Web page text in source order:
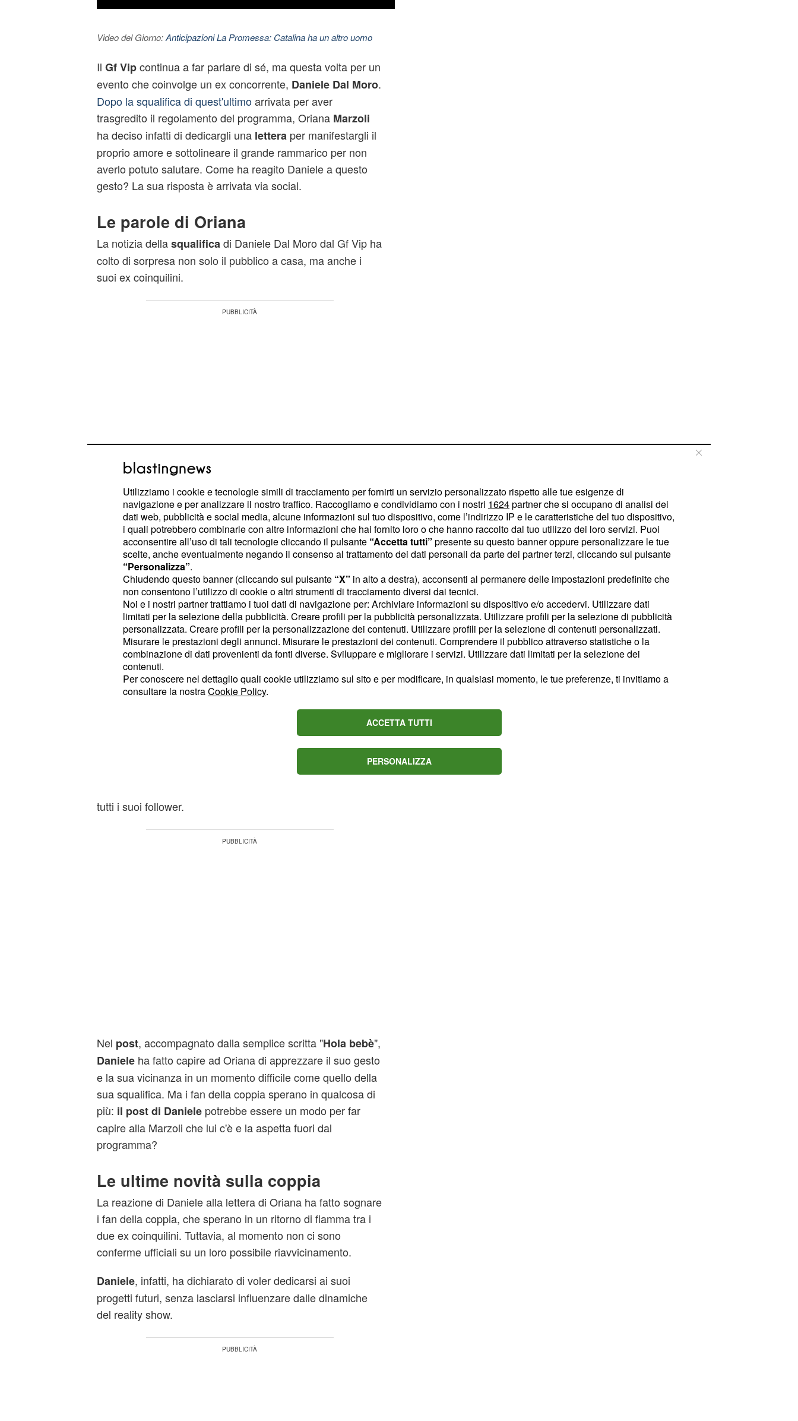
Video del Giorno:Anticipazioni La Promessa: Catalina ha un altro uomo
Il Gf Vipcontinua a far parlare di sé, ma questa volta per un
evento che coinvolge un ex concorrente, Daniele Dal Moro.
Dopo la squalifica di quest'ultimoarrivata per aver
trasgredito il regolamento del programma, Oriana Marzoli
ha deciso infatti di dedicargli una lettera per manifestargli il
proprio amore e sottolineare il grande rammarico per non
averlo potuto salutare. Come ha reagito Daniele a questo
gesto? La sua risposta è arrivata via social.
Le parole di Oriana
La notizia dellasqualifica di Daniele Dal Moro dal Gf Vip ha
colto di sorpresa non solo il pubblico a casa, ma anche i
suoi ex coinquilini.
Tra questi anche Oriana Marzoli, con cui il giovane stava
portando avanti una frequentazione all'interno della casa. La
Marzoli, infatti, ha confessato di essersi sentita male per non
aver potuto salutare Daniele prima della sua uscita dal
programma, il tutto nonostante l'avesse visto in camera da
letto solo pochi minuti prima che venisse comunicata la
squalifica. In un momento di malinconia e tristezza,Oriana
ha deciso così di scrivere una lettera a Daniele per fargli
sapere quanto sia importante per lei.
La risposta sui social
con tutti i fan, pubblicandola
ufficiale. Nonostante non sia solito
voluto dimostrare la sua gratitudine e la sua riconoscenza
tutti i suoi follower.
Nel post, accompagnato dalla semplice scritta "Hola bebè",
Danieleha fatto capire ad Oriana di apprezzare il suo gesto
e la sua vicinanza in un momento difficile come quello della
sua squalifica. Ma i fan della coppia sperano in qualcosa di
più: il post di Danielepotrebbe essere un modo per far
capire alla Marzoli che lui c'è e la aspetta fuori dal
programma?
Le ultime novità sulla coppia
La reazione di Daniele alla lettera di Oriana ha fatto sognare
i fan della coppia, che sperano in un ritorno di fiamma tra i
due ex coinquilini. Tuttavia, al momento non ci sono
conferme ufficiali su un loro possibile riavvicinamento.
Daniele, infatti, ha dichiarato di voler dedicarsi ai suoi
progetti futuri, senza lasciarsi influenzare dalle dinamiche
del reality show.
Utilizziamo i cookie e tecnologie simili di tracciamento per fornirti un servizio personalizzato rispetto alle tue esigenze di
navigazione e per analizzare il nostro traffico. Raccogliamo e condividiamo con i nostri 1624partner che si occupano di analisi dei
dati web, pubblicità e social media, alcune informazioni sul tuo dispositivo, come l’indirizzo IP e le caratteristiche del tuo dispositivo,
i quali potrebbero combinarle con altre informazioni che hai fornito loro o che hanno raccolto dal tuo utilizzo dei loro servizi. Puoi
acconsentire all’uso di tali tecnologie cliccando il pulsante “Accetta tutti” presente su questo banner oppure personalizzare le tue
scelte, anche eventualmente negando il consenso al trattamento dei dati personali da parte dei partner terzi, cliccando sul pulsante
“Personalizza”.
Chiudendo questo banner (cliccando sul pulsante “X” in alto a destra), acconsenti al permanere delle impostazioni predefinite che
non consentono l’utilizzo di cookie o altri strumenti di tracciamento diversi dai tecnici.
Noi e i nostri partner trattiamo i tuoi dati di navigazione per: Archiviare informazioni su dispositivo e/o accedervi. Utilizzare dati
limitati per la selezione della pubblicità. Creare profili per la pubblicità personalizzata. Utilizzare profili per la selezione di pubblicità
personalizzata. Creare profili per la personalizzazione dei contenuti. Utilizzare profili per la selezione di contenuti personalizzati.
Misurare le prestazioni degli annunci. Misurare le prestazioni dei contenuti. Comprendere il pubblico attraverso statistiche o la
combinazione di dati provenienti da fonti diverse. Sviluppare e migliorare i servizi. Utilizzare dati limitati per la selezione dei
contenuti.
Per conoscere nel dettaglio quali cookie utilizziamo sul sito e per modificare, in qualsiasi momento, le tue preferenze, ti invitiamo a
consultare la nostraCookie Policy.
ACCETTA TUTTI
PERSONALIZZA